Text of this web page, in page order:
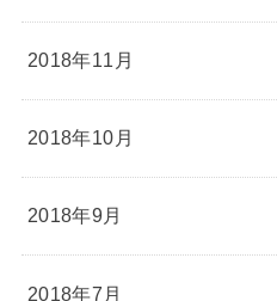
2018年11月
2018年10月
2018年9月
2018年7月